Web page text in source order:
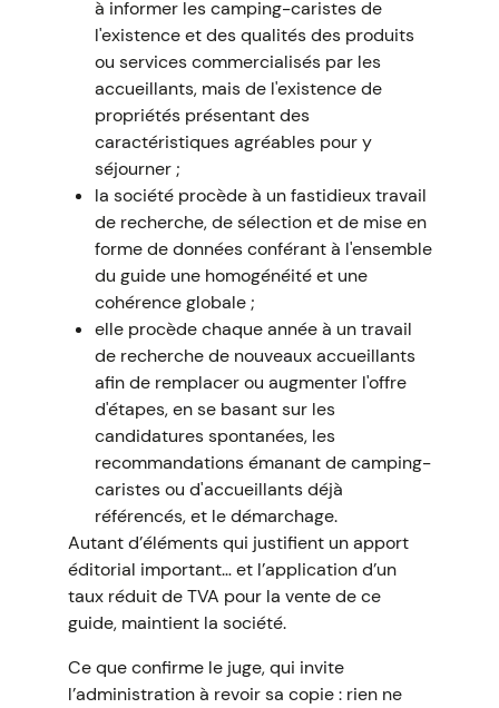
à informer les camping-caristes de
l'existence et des qualités des produits
ou services commercialisés par les
accueillants, mais de l'existence de
propriétés présentant des
caractéristiques agréables pour y
séjourner ;
la société procède à un fastidieux travail
de recherche, de sélection et de mise en
forme de données conférant à l'ensemble
du guide une homogénéité et une
cohérence globale ;
elle procède chaque année à un travail
de recherche de nouveaux accueillants
afin de remplacer ou augmenter l'offre
d'étapes, en se basant sur les
candidatures spontanées, les
recommandations émanant de camping-
caristes ou d'accueillants déjà
référencés, et le démarchage.
Autant d’éléments qui justifient un apport
éditorial important… et l’application d’un
taux réduit de TVA pour la vente de ce
guide, maintient la société.
Ce que confirme le juge, qui invite
l’administration à revoir sa copie : rien ne